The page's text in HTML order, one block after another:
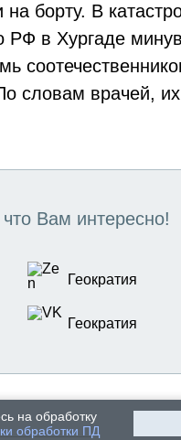
борту. В
РФ в Хургаде
словам врачей,
Вам интересно!
Геократия
Геократия
на обработку
обработки ПД